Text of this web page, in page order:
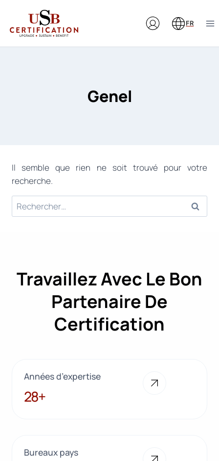
contenu
FR
Genel
Il semble que rien ne soit trouvé pour votre
recherche.
Rechercher :
Travaillez Avec Le Bon
Partenaire De
Certification
Années d’expertise
28+
28+
Bureaux pays